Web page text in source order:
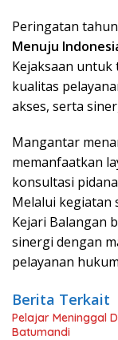
Peringatan
Menuju
Kejaksaan
kualitas
akses, serta
Mangantar
memanfaatkan
konsultasi
Melalui kegiatan
Kejari Balangan
sinergi dengan
pelayanan
Berita Terkait
Pelajar Meninggal
Batumandi